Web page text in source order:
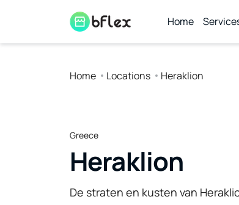
Home
Home Locations Heraklion
Greece
Heraklion
De straten en kusten van